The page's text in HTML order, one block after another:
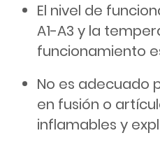
El nivel de
A1-A3 y la
funcionamiento
No es adecuado
en fusión o
inflamables y